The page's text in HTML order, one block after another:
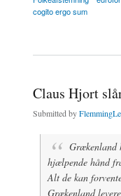
cogito ergo sum
Claus Hjort
Submitted by
Grækenland
hjælpende hånd
Alt de kan
Grækenland